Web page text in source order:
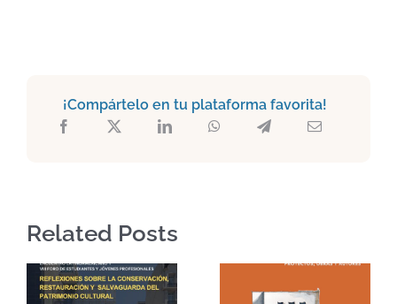
¡Compártelo en tu plataforma favorita!
Related Posts